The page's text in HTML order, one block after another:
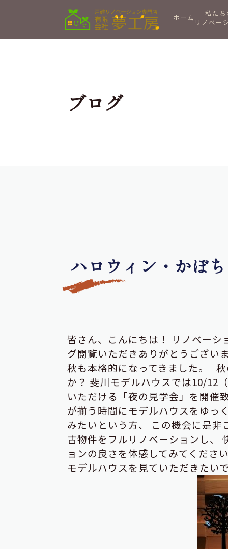
ホーム
私たち
リノベー
ブログ
ハロウィン・かぼ
皆さん、こんにちは！
リノベーシ
グ閲覧いただきありがとうござい
秋も本格的になってきました。
か？ 斐川モデルハウスでは10/12
いただける「夜の見学会」を開催
が揃う時間にモデルハウスをゆっ
みたいという方、
この機会に是
古物件をフルリノベーションし、
ョンの良さを体感してみてくださ
モデルハウスを見ていただきたい